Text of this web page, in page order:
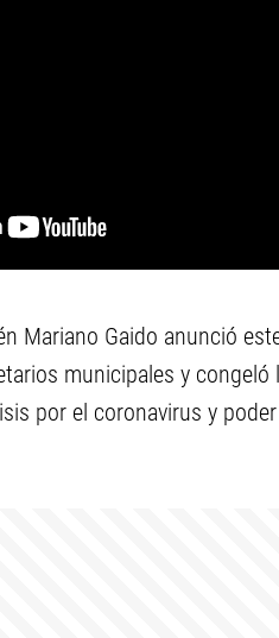
Mariano Gaido anunció
municipales y
por el coronavirus y